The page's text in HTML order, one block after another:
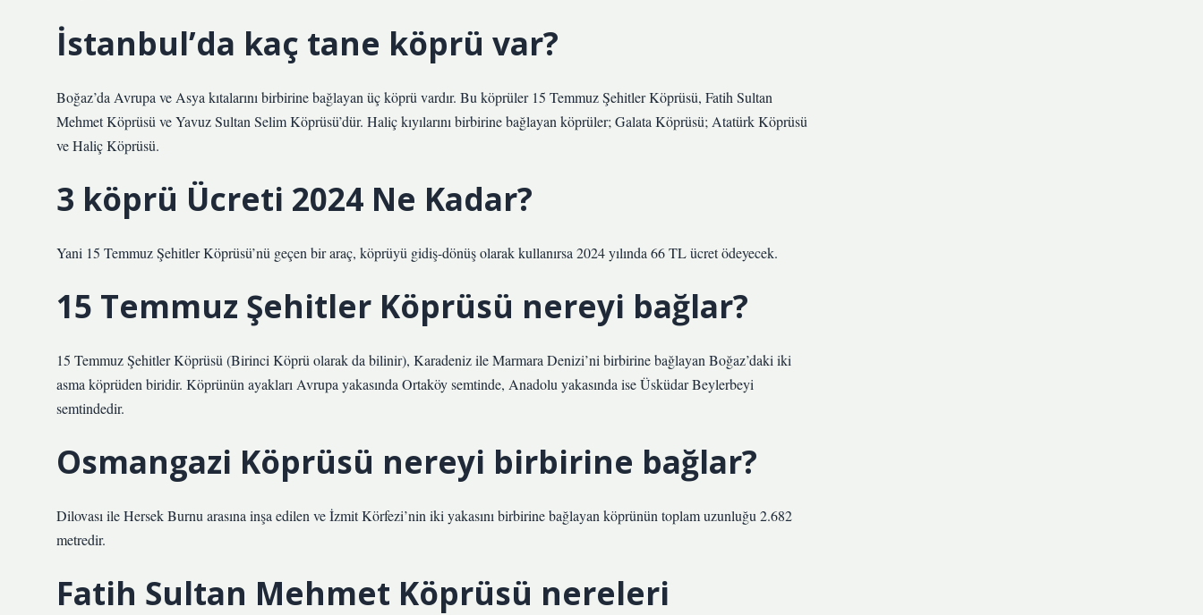
İstanbul’da kaç tane köprü var?
Boğaz’da Avrupa ve Asya kıtalarını birbirine bağlayan üç köprü vardır. Bu köprüler 15 Temmuz Şehitler Köprüsü, Fatih Sultan
Mehmet Köprüsü ve Yavuz Sultan Selim Köprüsü’dür. Haliç kıyılarını birbirine bağlayan köprüler; Galata Köprüsü; Atatürk Köprüsü
ve Haliç Köprüsü.
3 köprü Ücreti 2024 Ne Kadar?
Yani 15 Temmuz Şehitler Köprüsü’nü geçen bir araç, köprüyü gidiş-dönüş olarak kullanırsa 2024 yılında 66 TL ücret ödeyecek.
15 Temmuz Şehitler Köprüsü nereyi bağlar?
15 Temmuz Şehitler Köprüsü (Birinci Köprü olarak da bilinir), Karadeniz ile Marmara Denizi’ni birbirine bağlayan Boğaz’daki iki
asma köprüden biridir. Köprünün ayakları Avrupa yakasında Ortaköy semtinde, Anadolu yakasında ise Üsküdar Beylerbeyi
semtindedir.
Osmangazi Köprüsü nereyi birbirine bağlar?
Dilovası ile Hersek Burnu arasına inşa edilen ve İzmit Körfezi’nin iki yakasını birbirine bağlayan köprünün toplam uzunluğu 2.682
metredir.
Fatih Sultan Mehmet Köprüsü nereleri